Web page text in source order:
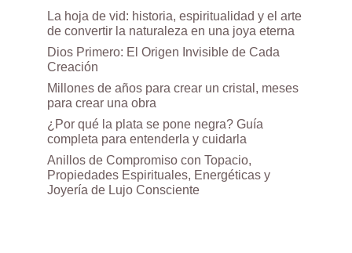
La hoja de vid: historia, espiritualidad y el arte
de convertir la naturaleza en una joya eterna
Dios Primero: El Origen Invisible de Cada
Creación
Millones de años para crear un cristal, meses
para crear una obra
¿Por qué la plata se pone negra? Guía
completa para entenderla y cuidarla
Anillos de Compromiso con Topacio,
Propiedades Espirituales, Energéticas y
Joyería de Lujo Consciente